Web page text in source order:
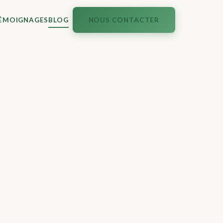
BLOG NOUS CONTACTER